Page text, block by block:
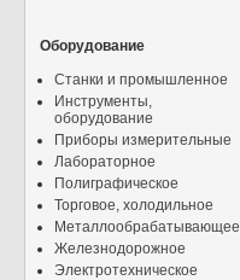
Оборудование
Станки и промышленное
Инструменты,
оборудование
Приборы измерительные
Лабораторное
Полиграфическое
Торговое, холодильное
Металлообрабатывающее
Железнодорожное
Электротехническое